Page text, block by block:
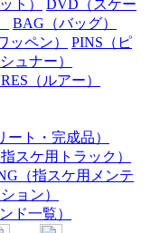
ト） DVD （スケー
BAG （バッグ）
ッペン） PINS （ピ
ュナー）
（ルアー）
ート・完成品）
指スケ用トラック）
（指スケ用メンテ
ョン）
ド一覧）